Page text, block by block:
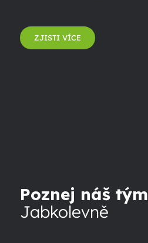
ZJISTI VÍCE
Poznej náš tým
Jabkolevně